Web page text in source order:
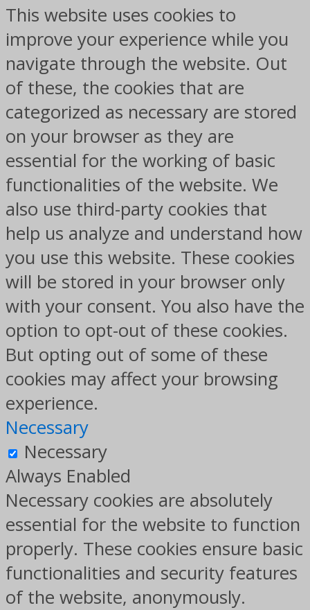
This website uses cookies to
improve your experience while you
navigate through the website. Out
of these, the cookies that are
categorized as necessary are stored
on your browser as they are
essential for the working of basic
functionalities of the website. We
also use third-party cookies that
help us analyze and understand how
you use this website. These cookies
will be stored in your browser only
with your consent. You also have the
option to opt-out of these cookies.
But opting out of some of these
cookies may affect your browsing
experience.
Necessary
Necessary
Always Enabled
Necessary cookies are absolutely
essential for the website to function
properly. These cookies ensure basic
functionalities and security features
of the website, anonymously.